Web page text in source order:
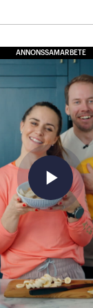
ANNONSSAMARBETE
play_arrow